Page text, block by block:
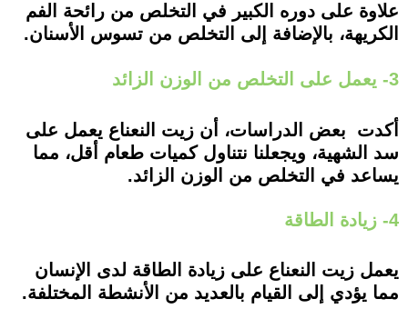
علاوة على دوره الكبير في التخلص من رائحة الفم
الكريهة، بالإضافة إلى التخلص من تسوس الأسنان.
3- يعمل على التخلص من الوزن الزائد
أكدت بعض الدراسات، أن زيت النعناع يعمل على
سد الشهية، ويجعلنا نتناول كميات طعام أقل، مما
يساعد في التخلص من الوزن الزائد.
4- زيادة الطاقة
يعمل زيت النعناع على زيادة الطاقة لدى الإنسان
مما يؤدي إلى القيام بالعديد من الأنشطة المختلفة.